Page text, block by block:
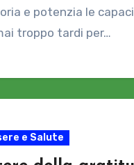
e potenzia le
troppo tardi per…
e Salute